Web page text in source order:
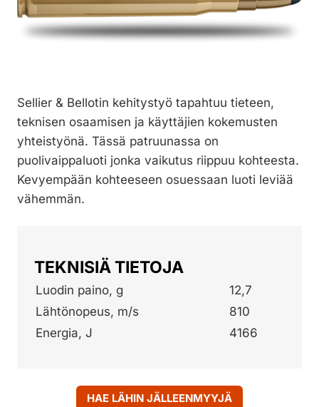
Sellier & Bellotin kehitystyö tapahtuu tieteen,
teknisen osaamisen ja käyttäjien kokemusten
yhteistyönä. Tässä patruunassa on
puolivaippaluoti jonka vaikutus riippuu kohteesta.
Kevyempään kohteeseen osuessaan luoti leviää
vähemmän.
TEKNISIÄ TIETOJA
Luodin paino, g
12,7
Lähtönopeus, m/s
810
Energia, J
4166
HAE LÄHIN JÄLLEENMYYJÄ